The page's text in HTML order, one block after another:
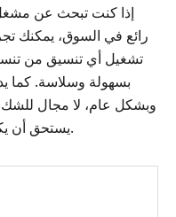
تشغيل أي تنسيق من
PotPlayer يستحق أن يكون ضمن قائمة الأفضل.